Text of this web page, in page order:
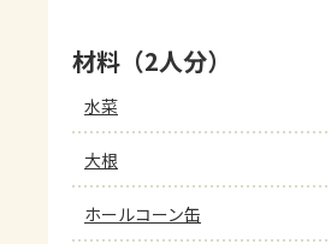
材料（2人分）
水菜
大根
ホールコーン缶